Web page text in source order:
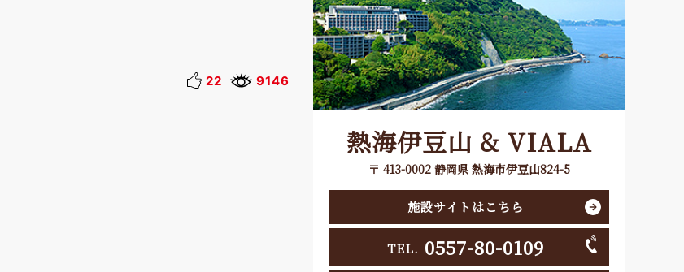
22 9146
熱海伊豆山 & VIALA
〒 413-0002 静岡県 熱海市伊豆山824-5
施設サイトはこちら
TEL. 0557-80-0109